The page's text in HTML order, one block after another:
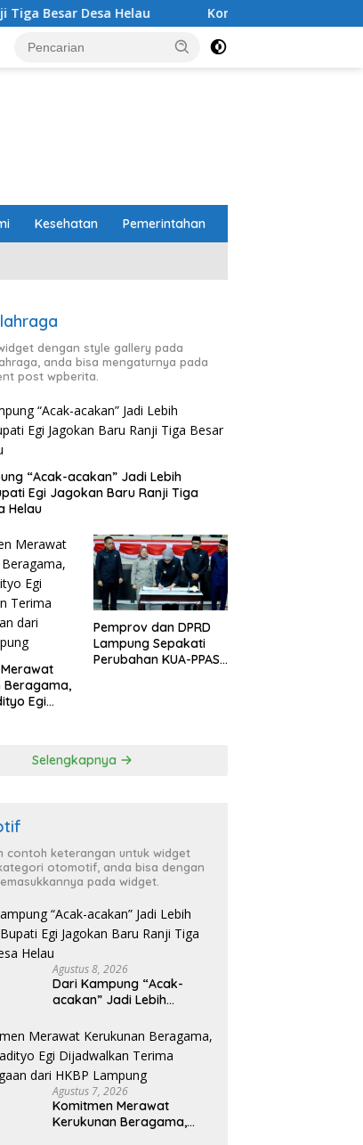
Helau Komitmen Merawat Kerukunan
Kesehatan Pemerintahan
dengan style gallery pada
anda bisa mengaturnya pada
post wpberita.
“Acak-acakan” Jadi Lebih
Egi Jagokan Baru Ranji Tiga
Helau
Beragama,
Egi
Pemprov dan DPRD
Lampung Sepakati
Perubahan KUA-PPAS
Selengkapnya
contoh keterangan untuk widget
otomotif, anda bisa dengan
pada widget.
Agustus 8, 2026
Dari Kampung “Acak-
acakan” Jadi Lebih
Jagokan Baru Ranji Tiga
Besar Desa Helau
Agustus 7, 2026
Komitmen Merawat
Kerukunan Beragama,